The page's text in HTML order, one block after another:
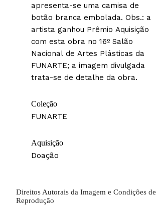
apresenta-se uma camisa de
botão branca embolada. Obs.: a
artista ganhou Prêmio Aquisição
com esta obra no 16º Salão
Nacional de Artes Plásticas da
FUNARTE; a imagem divulgada
trata-se de detalhe da obra.
Coleção
FUNARTE
Aquisição
Doação
Direitos Autorais da Imagem e Condições de
Reprodução